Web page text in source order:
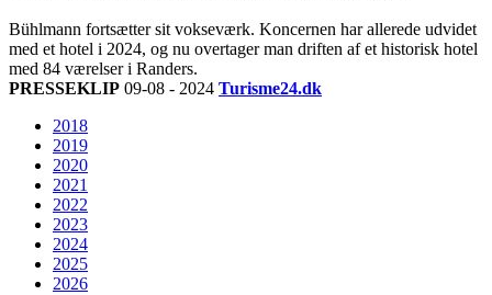
Bühlmann fortsætter sit vokseværk. Koncernen har allerede udvidet
med et hotel i 2024, og nu overtager man driften af et historisk hotel
med 84 værelser i Randers.
PRESSEKLIP 09-08 - 2024 Turisme24.dk
2018
2019
2020
2021
2022
2023
2024
2025
2026